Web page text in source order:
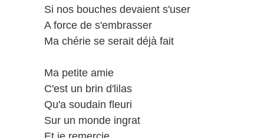
Si nos bouches devaient s'user
A force de s'embrasser
Ma chérie se serait déjà fait
Ma petite amie
C'est un brin d'lilas
Qu'a soudain fleuri
Sur un monde ingrat